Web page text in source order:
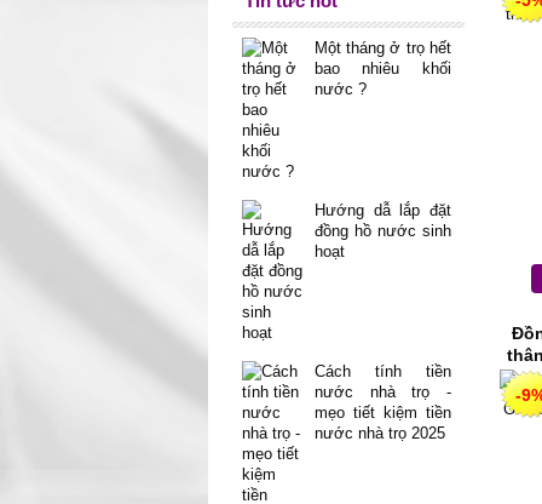
-
Một tháng ở trọ hết
bao nhiêu khối
nước ?
Hướng dẫ lắp đặt
đồng hồ nước sinh
hoạt
Cách tính tiền
nước nhà trọ -
mẹo tiết kiệm tiền
nước nhà trọ 2025